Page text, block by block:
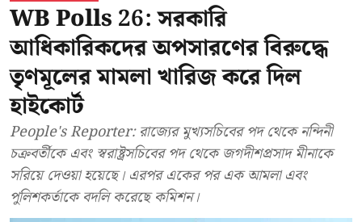
WB Polls 26: সরকারি
আধিকারিকদের অপসারণের বিরুদ্ধে
তৃণমূলের মামলা খারিজ করে দিল
হাইকোর্ট
People's Reporter: রাজ্যের মুখ্যসচিবের পদ থেকে নন্দিনী
চক্রবর্তীকে এবং স্বরাষ্ট্রসচিবের পদ থেকে জগদীশপ্রসাদ মীনাকে
সরিয়ে দেওয়া হয়েছে। এরপর একের পর এক আমলা এবং
পুলিশকর্তাকে বদলি করেছে কমিশন।